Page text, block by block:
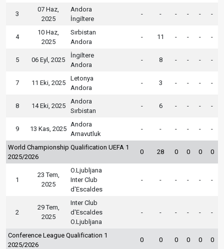
3
07 Haz,
2025
Andora
İngiltere
- - - - - -
4
10 Haz,
2025
Sırbistan
Andora
- 11 - - - -
5 06 Eyl, 2025
İngiltere
Andora
- 8 - - - -
7 11 Eki, 2025
Letonya
Andora
- 3 - - - -
8 14 Eki, 2025
Andora
Sırbistan
- 6 - - - -
9 13 Kas, 2025
Andora
Arnavutluk
- - - - - -
World Championship Qualification UEFA 1
2025/2026
0 28 0 0 0 0
1
23 Tem,
2025
O.Ljubljana
Inter Club
d'Escaldes
- - - - - -
2
29 Tem,
2025
Inter Club
d'Escaldes
O.Ljubljana
- - - - - -
Conference League Qualification 1
2025/2026
0 0 0 0 0 0